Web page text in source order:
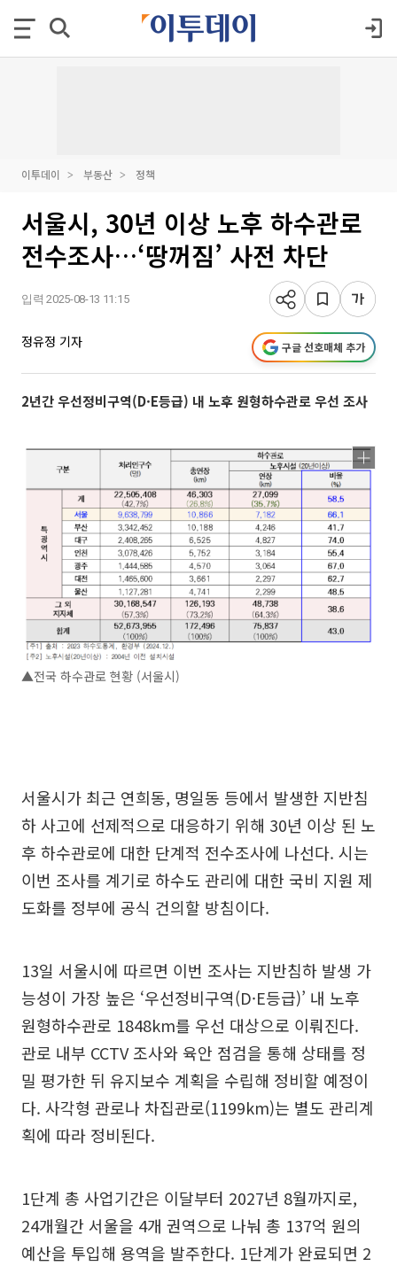
이투데이 부동산 정책
서울시, 30년 이상 노후 하수관로
전수조사…‘땅꺼짐’ 사전 차단
입력 2025-08-13 11:15
정유정 기자 구글 선호매체 추가
2년간 우선정비구역(D·E등급) 내 노후 원형하수관로 우선 조사
▲전국 하수관로 현황 (서울시)
서울시가 최근 연희동, 명일동 등에서 발생한 지반침
하 사고에 선제적으로 대응하기 위해 30년 이상 된 노
후 하수관로에 대한 단계적 전수조사에 나선다. 시는
이번 조사를 계기로 하수도 관리에 대한 국비 지원 제
도화를 정부에 공식 건의할 방침이다.
13일 서울시에 따르면 이번 조사는 지반침하 발생 가
능성이 가장 높은 ‘우선정비구역(D·E등급)’ 내 노후
원형하수관로 1848km를 우선 대상으로 이뤄진다.
관로 내부 CCTV 조사와 육안 점검을 통해 상태를 정
밀 평가한 뒤 유지보수 계획을 수립해 정비할 예정이
다. 사각형 관로나 차집관로(1199km)는 별도 관리계
획에 따라 정비된다.
1단계 총 사업기간은 이달부터 2027년 8월까지로,
24개월간 서울을 4개 권역으로 나눠 총 137억 원의
예산을 투입해 용역을 발주한다. 1단계가 완료되면 2